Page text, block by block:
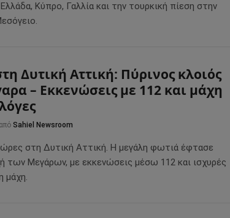
Ελλάδα, Κύπρο, Γαλλία και την τουρκική πίεση στην
Δυτική Αττική: Πύρινος κλοιός
– Εκκενώσεις με 112 και μάχη
από Sahiel Newsroom
στη Δυτική Αττική. Η μεγάλη φωτιά έφτασε
των Μεγάρων, με εκκενώσεις μέσω 112 και ισχυρές
μάχη.